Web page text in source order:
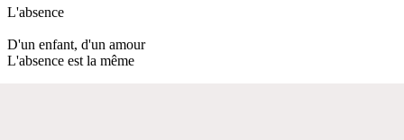
L'absence
D'un enfant, d'un amour
L'absence est la même